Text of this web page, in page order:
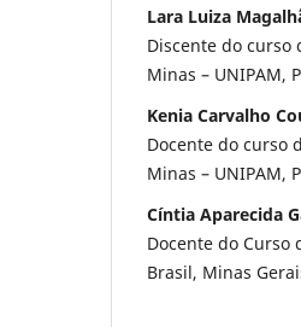
Lara Luiza
Discente do curso
Minas – UNIPAM,
Kenia Carvalho
Docente do curso
Minas – UNIPAM,
Cíntia Aparecida
Docente do Curso
Brasil, Minas